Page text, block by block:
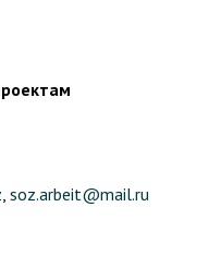
soz.arbeit@mail.ru